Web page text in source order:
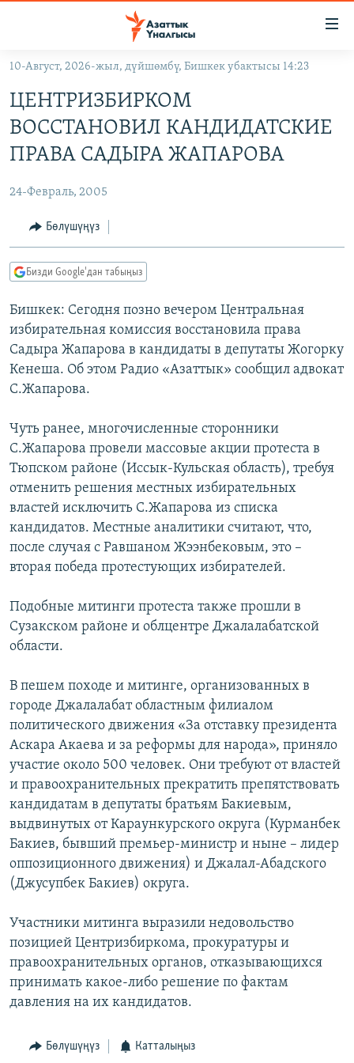
Навигацияга
өтүңүз
Издөөгө
салыңыз
КЫРГЫЗСТАН
ЭКОНОМИКА
МАДАНИЯТ
БОРБОР АЗИЯ
АТАЙЫН ИЛИКТӨӨ
ТВ ПРОГРАММАЛАР
ЭКСПЕРТТЕР ТАЛДАЙТ
БИЗ ЖАНА ДҮЙНӨ
ДАНИСТЕ
ЭЖЕ-СИҢДИЛЕР
АЗАТТЫК+
ЫҢГАЙСЫЗ СУРООЛОР
ӨЗГӨЧӨ ПИКИР
Русский
ОНЛАЙН ШЕРИНЕ
ЭЕ/АРнун бардык сайттары
10-Август, 2026-жыл, дүйшөмбү, Бишкек убактысы 14:23
ЦЕНТРИЗБИРКОМ
ВОССТАНОВИЛ КАНДИДАТСКИЕ
ПРАВА САДЫРА ЖАПАРОВА
24-Февраль, 2005
Бөлүшүңүз
Бизди Google'дан табыңыз
Бишкек: Сегодня позно вечером Центральная
избирательная комиссия восстановила права
Садыра Жапарова в кандидаты в депутаты Жогорку
Кенеша. Об этом Радио «Азаттык» сообщил адвокат
С.Жапарова.
Чуть ранее, многочисленные сторонники
С.Жапарова провели массовые акции протеста в
Тюпском районе (Иссык-Кульская область), требуя
отменить решения местных избирательных
властей исключить С.Жапарова из списка
кандидатов. Местные аналитики считают, что,
после случая с Равшаном Жээнбековым, это –
вторая победа протестующих избирателей.
Подобные митинги протеста также прошли в
Сузакском районе и облцентре Джалалабатской
области.
В пешем походе и митинге, организованных в
городе Джалалабат областным филиалом
политического движения «За отставку президента
Аскара Акаева и за реформы для народа», приняло
участие около 500 человек. Они требуют от властей
и правоохранительных прекратить препятствовать
кандидатам в депутаты братьям Бакиевым,
выдвинутых от Караункурского округа (Курманбек
Бакиев, бывший премьер-министр и ныне – лидер
оппозиционного движения) и Джалал-Абадского
(Джусупбек Бакиев) округа.
Участники митинга выразили недовольство
позицией Центризбиркома, прокуратуры и
правоохранительных органов, отказывающихся
принимать какое-либо решение по фактам
давления на их кандидатов.
Бөлүшүңүз Катталыңыз